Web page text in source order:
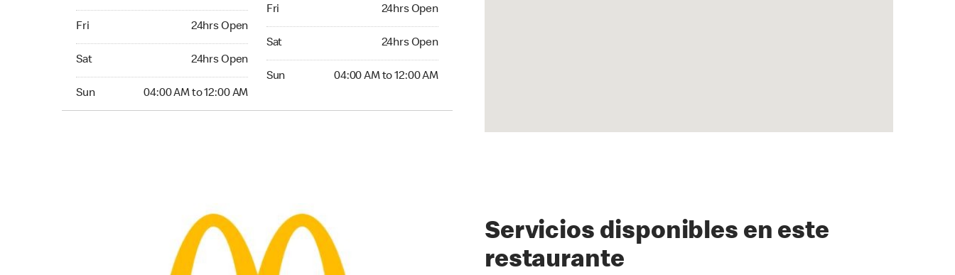
Fri 24hrs Open
Sat 24hrs Open
Sun 04:00 AM to 12:00 AM
Fri 24hrs Open
Sat 24hrs Open
Sun 04:00 AM to 12:00 AM
Servicios disponibles en este
restaurante